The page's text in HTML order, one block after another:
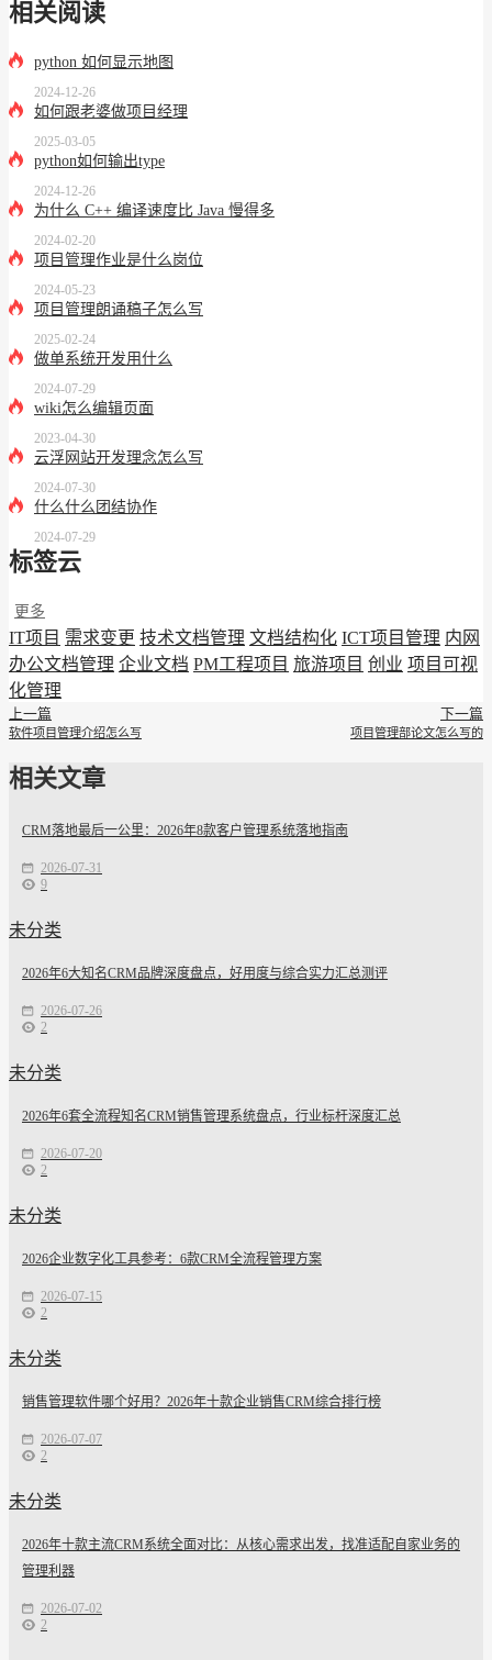
相关阅读
python 如何显示地图
2024-12-26
如何跟老婆做项目经理
2025-03-05
python如何输出type
2024-12-26
为什么 C++ 编译速度比 Java 慢得多
2024-02-20
项目管理作业是什么岗位
2024-05-23
项目管理朗诵稿子怎么写
2025-02-24
做单系统开发用什么
2024-07-29
wiki怎么编辑页面
2023-04-30
云浮网站开发理念怎么写
2024-07-30
什么什么团结协作
2024-07-29
标签云
更多
IT项目 需求变更 技术文档管理 文档结构化 ICT项目管理 内网
办公文档管理 企业文档 PM工程项目 旅游项目 创业 项目可视
化管理
上一篇
软件项目管理介绍怎么写
下一篇
项目管理部论文怎么写的
相关文章
CRM落地最后一公里：2026年8款客户管理系统落地指南
2026-07-31
9
未分类
2026年6大知名CRM品牌深度盘点，好用度与综合实力汇总测评
2026-07-26
2
未分类
2026年6套全流程知名CRM销售管理系统盘点，行业标杆深度汇总
2026-07-20
2
未分类
2026企业数字化工具参考：6款CRM全流程管理方案
2026-07-15
2
未分类
销售管理软件哪个好用？2026年十款企业销售CRM综合排行榜
2026-07-07
2
未分类
2026年十款主流CRM系统全面对比：从核心需求出发，找准适配自家业务的
管理利器
2026-07-02
2